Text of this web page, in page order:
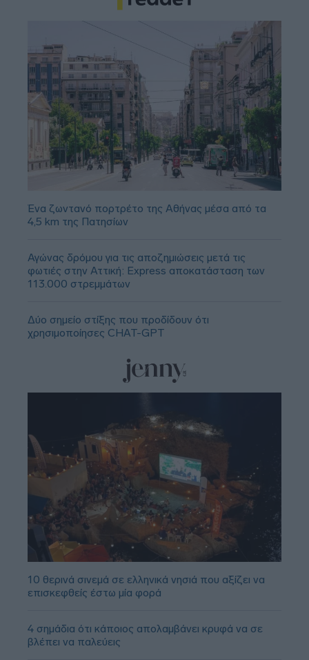
Ένα ζωντανό πορτρέτο της Αθήνας μέσα από τα
4,5 km της Πατησίων
Αγώνας δρόμου για τις αποζημιώσεις μετά τις
φωτιές στην Αττική: Express αποκατάσταση των
113.000 στρεμμάτων
Δύο σημείο στίξης που προδίδουν ότι
χρησιμοποίησες CHAT-GPT
10 θερινά σινεμά σε ελληνικά νησιά που αξίζει να
επισκεφθείς έστω μία φορά
4 σημάδια ότι κάποιος απολαμβάνει κρυφά να σε
βλέπει να παλεύεις